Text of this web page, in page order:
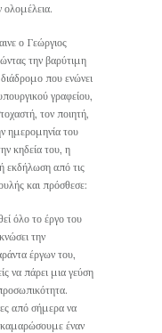
ο Γεώργιος
την βαρύτιμη
που ενώνει
γραφείου,
τον ποιητή,
ημερομηνία του
κηδεία του, η
εκδήλωση από τις
και πρόσθεσε:
όλο το έργο του
την
έργων του,
να πάρει μια γεύση
από σήμερα να
καμαρώσουμε έναν